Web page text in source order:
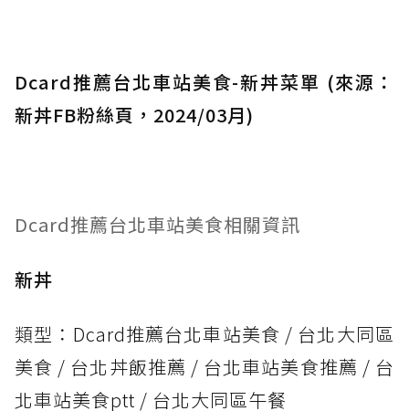
Dcard推薦台北車站美食-新丼菜單 (來源：
新丼FB粉絲頁，2024/03月)
Dcard推薦台北車站美食相關資訊
新丼
類型：Dcard推薦台北車站美食 / 台北大同區
美食 / 台北丼飯推薦 / 台北車站美食推薦 / 台
北車站美食ptt / 台北大同區午餐